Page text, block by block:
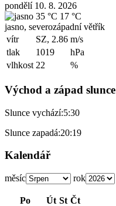
pondělí 10. 8. 2026
35 °C 17 °C
jasno, severozápadní větřík
vítr
SZ, 2.86 m/s
tlak
1019
hPa
vlhkost 22 %
Východ a západ slunce
Slunce vychází:5:30
Slunce zapadá:20:19
Kalendář
měsíc rok
Po Út St Čt